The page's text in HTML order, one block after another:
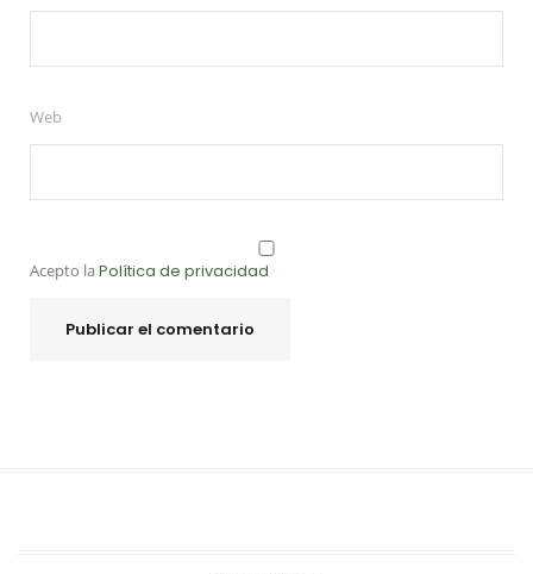
Web
Acepto la Política de privacidad